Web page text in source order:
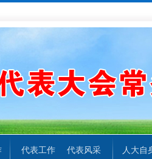
代表工作
代表风采
人大自